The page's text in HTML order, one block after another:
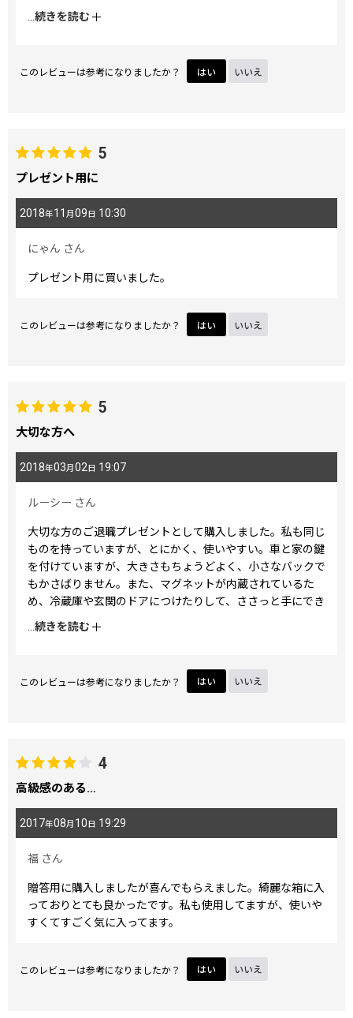
また機会があったら。金額的にも選びやすく、贈る人によっ
てその人に合った柄を選ぶのもまた楽しく、機会があれば、
続きを読む
このレビューは参考になりましたか？ はい いいえ
5
プレゼント用に
2018年11 月 09 日 10:30
にゃん さん
プレゼント用に買いました。
このレビューは参考になりましたか？ はい いいえ
5
大切な方へ
2018年03月02日 19:07
ルーシー さん
大切な方のご退職プレゼントとして購入しました。私も同じ
ものを持っていますが、とにかく、使いやすい。車と家の鍵
を付けていますが、大きさもちょうどよく、小さなバックで
もかさばりません。また、マグネットが内蔵されているた
め、冷蔵庫や玄関のドアにつけたりして、ささっと手にでき
るのも魅力です。そして何より絵柄が美しいです。ご自分用
に、また、大切な方への贈り物にいかがですか。とても喜ば
続きを読む
このレビューは参考になりましたか？ はい いいえ
4
高級感のある…
2017年08月 10日 19:29
福 さん
贈答用に購入しましたが喜んでもらえました。綺麗な箱に入
っておりとても良かったです。私も使用してますが、使いや
すくてすごく気に入ってます。
このレビューは参考になりましたか？ はい いいえ